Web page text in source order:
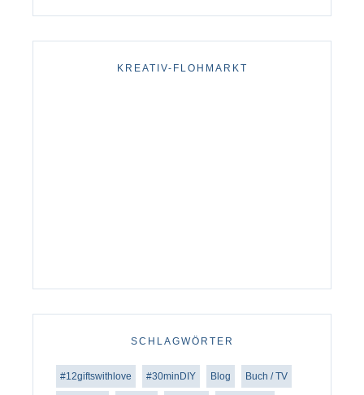
KREATIV-FLOHMARKT
SCHLAGWÖRTER
#12giftswithlove #30minDIY Blog Buch / TV